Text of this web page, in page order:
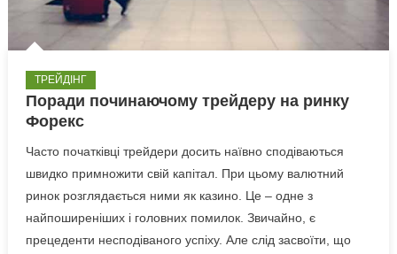
ТРЕЙДІНГ
Поради починаючому трейдеру на ринку
Форекс
Часто початківці трейдери досить наївно сподіваються
швидко примножити свій капітал. При цьому валютний
ринок розглядається ними як казино. Це – одне з
найпоширеніших і головних помилок. Звичайно, є
прецеденти несподіваного успіху. Але слід засвоїти, що